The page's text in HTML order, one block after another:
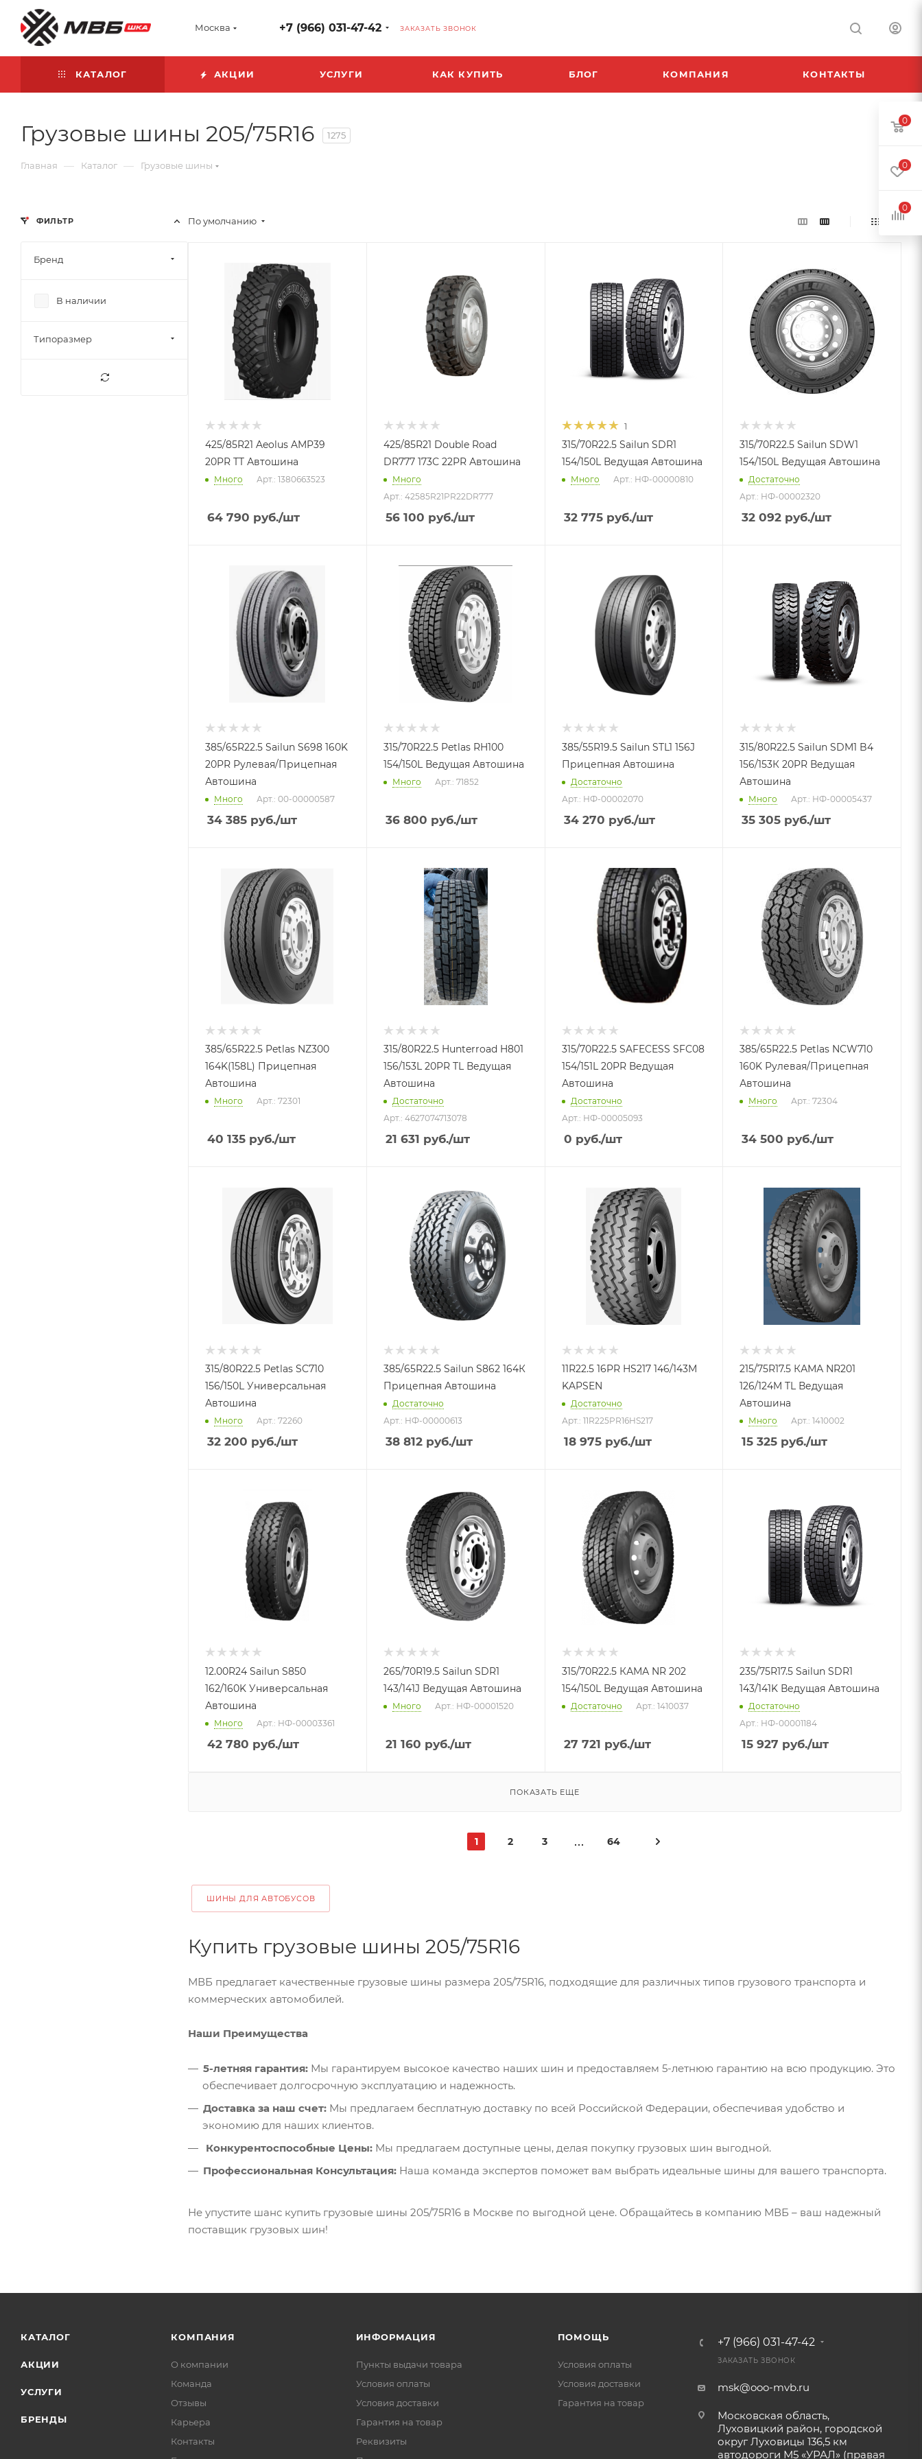
Москва +7 (966) 031-47-42 ЗАКАЗАТЬ ЗВОНОК
КАТАЛОГ АКЦИИ УСЛУГИ КАК КУПИТЬ БЛОГ КОМПАНИЯ КОНТАКТЫ
Грузовые шины 205/75R16 1275
Главная — Каталог — Грузовые шины
По умолчанию
425/85R21 Aeolus AMP39
20PR TT Автошина
Много Арт.: 1380663523
64 790 руб./шт
425/85R21 Double Road
DR777 173С 22PR Автошина
Много
Арт.: 42585R21PR22DR777
56 100 руб./шт
1
315/70R22.5 Sailun SDR1
154/150L Ведущая Автошина
Много Арт.: НФ-00000810
32 775руб./шт
315/70R22.5 Sailun SDW1
154/150L Ведущая Автошина
Достаточно
Арт.: НФ-00002320
32 092 руб./шт
385/65R22.5 Sailun S698 160K
20PR Рулевая/Прицепная
Автошина
Много Арт.: 00-00000587
34 385 руб./шт
315/70R22.5 Petlas RH100
154/150L Ведущая Автошина
Много Арт.: 71852
36 800 руб./шт
385/55R19.5 Sailun STL1 156J
Прицепная Автошина
Достаточно
Арт.: НФ-00002070
34 270 руб./шт
315/80R22.5 Sailun SDM1 B4
156/153К 20PR Ведущая
Автошина
Много Арт.: НФ-00005437
35 305 руб./шт
385/65R22.5 Petlas NZ300
164K(158L) Прицепная
Автошина
Много Арт.: 72301
40 135 руб./шт
315/80R22.5 Hunterroad H801
156/153L 20PR TL Ведущая
Автошина
Достаточно
Арт.: 4627074713078
21 631 руб./шт
315/70R22.5 SAFECESS SFC08
154/151L 20PR Ведущая
Автошина
Достаточно
Арт.: НФ-00005093
0 руб./шт
385/65R22.5 Petlas NCW710
160K Рулевая/Прицепная
Автошина
Много Арт.: 72304
34 500 руб./шт
315/80R22.5 Petlas SC710
156/150L Универсальная
Автошина
Много Арт.: 72260
32 200 руб./шт
385/65R22.5 Sailun S862 164К
Прицепная Автошина
Достаточно
Арт.: НФ-00000613
38 812руб./шт
11R22.5 16PR HS217 146/143M
KAPSEN
Достаточно
Арт.: 11R225PR16HS217
18 975руб./шт
215/75R17.5 КАМА NR201
126/124M TL Ведущая
Автошина
Много Арт.: 1410002
15 325 руб./шт
12.00R24 Sailun S850
162/160K Универсальная
Автошина
Много Арт.: НФ-00003361
42 780 руб./шт
265/70R19.5 Sailun SDR1
143/141J Ведущая Автошина
Много Арт.: НФ-00001520
21 160 руб./шт
315/70R22.5 КАМА NR 202
154/150L Ведущая Автошина
Достаточно Арт.: 1410037
27 721 руб./шт
235/75R17.5 Sailun SDR1
143/141K Ведущая Автошина
Достаточно
Арт.: НФ-00001184
15 927 руб./шт
ПОКАЗАТЬ ЕЩЕ
1 2 3 64
ШИНЫ ДЛЯ АВТОБУСОВ
Купить грузовые шины 205/75R16
МВБ предлагает качественные грузовые шины размера 205/75R16, подходящие для различных типов грузового транспорта и
коммерческих автомобилей.
Наши Преимущества
5-летняя гарантия: Мы гарантируем высокое качество наших шин и предоставляем 5-летнюю гарантию на всю продукцию. Это
обеспечивает долгосрочную эксплуатацию и надежность.
Доставка за наш счет: Мы предлагаем бесплатную доставку по всей Российской Федерации, обеспечивая удобство и
экономию для наших клиентов.
Конкурентоспособные Цены: Мы предлагаем доступные цены, делая покупку грузовых шин выгодной.
Профессиональная Консультация: Наша команда экспертов поможет вам выбрать идеальные шины для вашего транспорта.
Не упустите шанс купить грузовые шины 205/75R16 в Москве по выгодной цене. Обращайтесь в компанию МВБ – ваш надежный
поставщик грузовых шин!
ФИЛЬТР
Бренд
В наличии
Типоразмер
КАТАЛОГ
АКЦИИ
УСЛУГИ
БРЕНДЫ
КОМПАНИЯ
О компании
Команда
Отзывы
Карьера
Контакты
ИНФОРМАЦИЯ
Пункты выдачи товара
Условия оплаты
Условия доставки
Гарантия на товар
Реквизиты
ПОМОЩЬ
Условия оплаты
Условия доставки
Гарантия на товар
+7 (966) 031-47-42
ЗАКАЗАТЬ ЗВОНОК
msk@ooo-mvb.ru
Московская область,
Луховицкий район, городской
округ Луховицы 136,5 км
автодороги М5 «УРАЛ» (правая
0
0
0